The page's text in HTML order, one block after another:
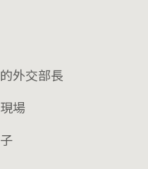
外交部長
場